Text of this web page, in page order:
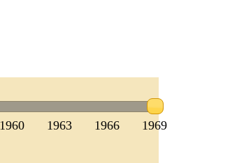
1960 1963 1966 1969